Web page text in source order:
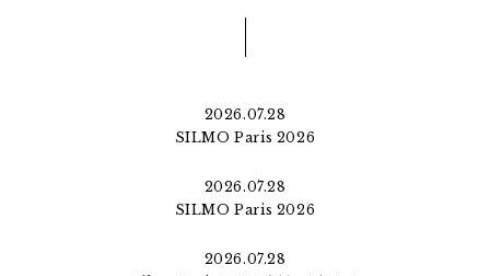
2026.07.28
SILMO Paris 2026
2026.07.28
SILMO Paris 2026
2026.07.28